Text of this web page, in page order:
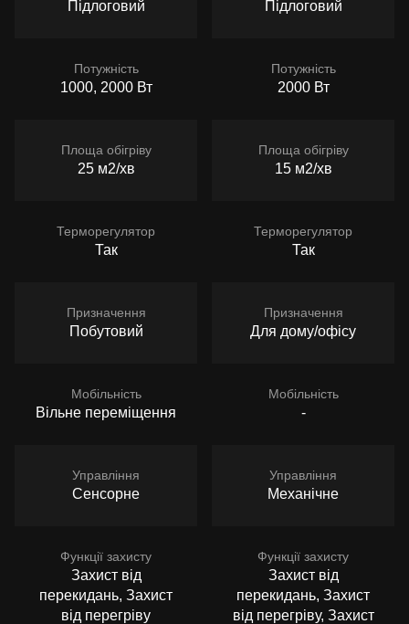
Підлоговий
Потужність
1000, 2000 Вт
Площа обігріву
25 м2/хв
Терморегулятор
Так
Призначення
Побутовий
Мобільність
Вільне переміщення
Управління
Сенсорне
Функції захисту
Захист від
перекидань, Захист
від перегріву
Підлоговий
Потужність
2000 Вт
Площа обігріву
15 м2/хв
Терморегулятор
Так
Призначення
Для дому/офісу
Мобільність
-
Управління
Механічне
Функції захисту
Захист від
перекидань, Захист
від перегріву, Захист